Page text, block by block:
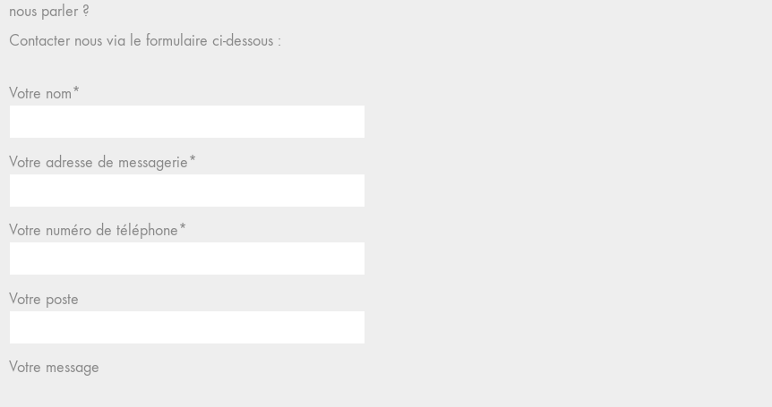
nous parler ?
Contacter nous via le formulaire ci-dessous :
Votre nom*
Votre adresse de messagerie*
Votre numéro de téléphone*
Votre poste
Votre message